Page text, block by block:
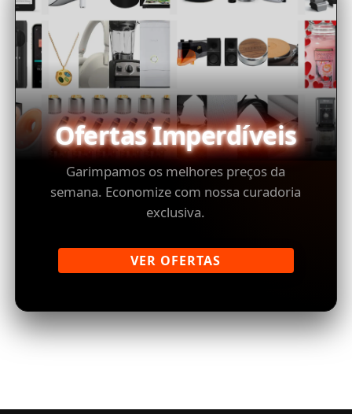
Ofertas Imperdíveis
Garimpamos os melhores preços da
semana. Economize com nossa curadoria
exclusiva.
VER OFERTAS